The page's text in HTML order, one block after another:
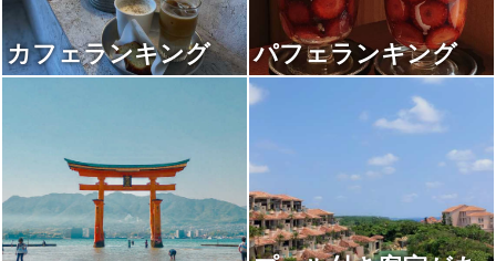
カフェランキング パフェランキング